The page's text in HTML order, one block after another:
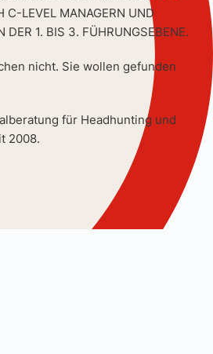
C-LEVEL MANAGERN UND
DER 1. BIS 3. FÜHRUNGSEBENE.
nicht. Sie wollen gefunden
für Headhunting und
2008.